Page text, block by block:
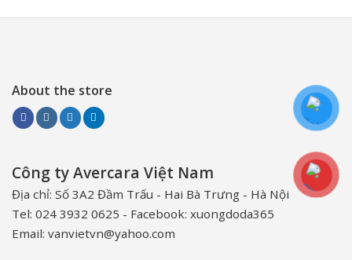
đến đến
About the store
Công ty Avercara Việt Nam
Địa chỉ: Số 3A2 Đầm Trấu - Hai Bà Trưng - Hà Nội
Tel: 024 3932 0625 - Facebook: xuongdoda365
Email: vanvietvn@yahoo.com